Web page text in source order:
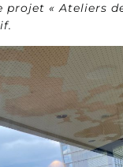
« Ateliers